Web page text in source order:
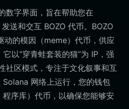
数字界面，旨在帮助您在
送和交互 BOZO 代币。BOZO
动的模因（meme）代币，供应
以“穿青蛙套装的猫”为 IP，强
社区模式，专注于文化叙事和互
网络上运行，您的钱包
序库）代币，以确保您能够安